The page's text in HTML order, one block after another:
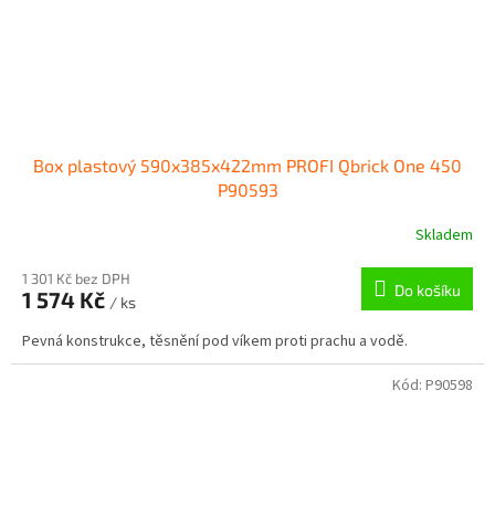
Box plastový 590x385x422mm PROFI Qbrick One 450
P90593
Skladem
1 301 Kč bez DPH
1 574 Kč / ks
Do košíku
Pevná konstrukce, těsnění pod víkem proti prachu a vodě.
Kód: P90598